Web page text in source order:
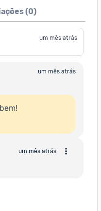
(0)
um mês atrás
um mês atrás
um mês atrás